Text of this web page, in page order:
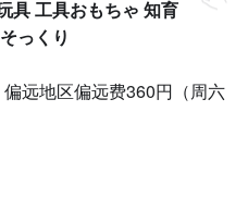
具 工具おもちゃ 知育
っくり
远地区偏远费360円（周六